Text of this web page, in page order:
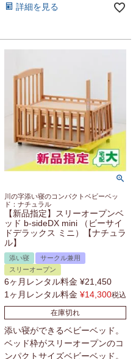
詳細を見る
川の字添い寝のコンパクトベビーベッ
ド：ナチュラル
【新品指定】スリーオープンベ
ッド b-sideDX mini （ビーサイ
ドデラックス ミニ）【ナチュラ
ル】
添い寝
サークル兼用
スリーオープン
6ヶ月レンタル料金 ¥21,450
1ヶ月レンタル料金 ¥14,300税込
在庫切れ
添い寝ができるベビーベッド。
ベッド枠がスリーオープンのコ
ンパクトサイズベビーベッド。